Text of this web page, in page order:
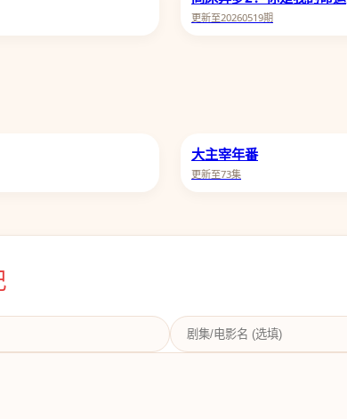
更新至20260519期
大主宰年番
更新至73集